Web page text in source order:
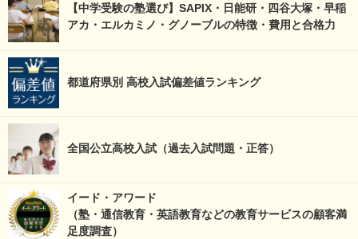
【中学受験の塾選び】SAPIX・日能研・四谷大塚・早稲
アカ・エルカミノ・グノーブルの特徴・費用と合格力
都道府県別 高校入試偏差値ランキング
全国公立高校入試（過去入試問題・正答）
イード・アワード
（塾・通信教育・英語教育などの教育サービスの顧客満
足度調査）